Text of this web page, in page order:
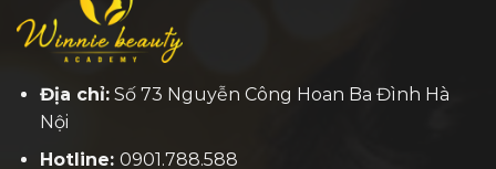
Địa chỉ:Số 73 Nguyễn Công Hoan Ba Đình Hà
Nội
Hotline: 0901.788.588